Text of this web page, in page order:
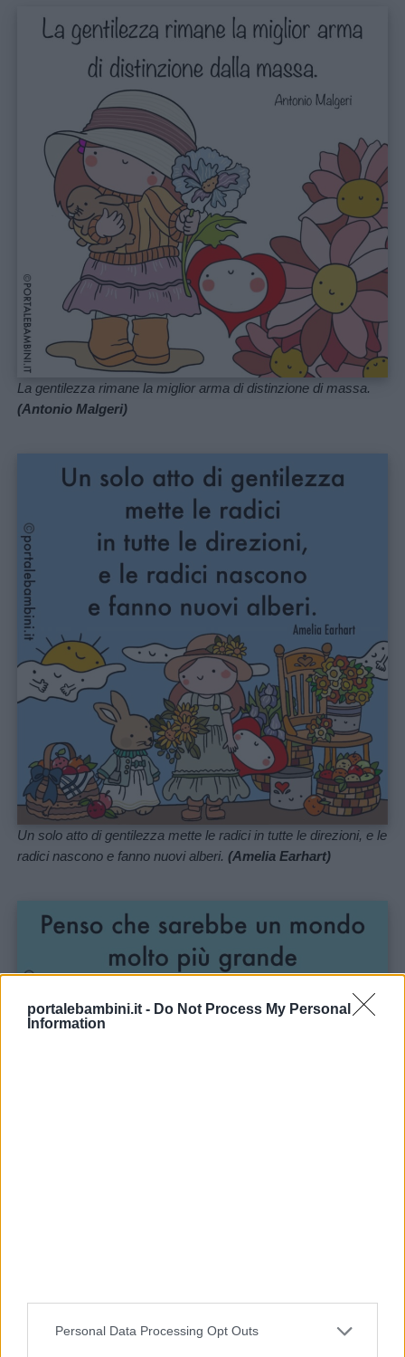
portalebambini.it - Do Not Process My Personal
Information
Personal Data Processing Opt Outs
La gentilezza rimane la miglior arma di distinzione di massa.
(Antonio Malgeri)
Un solo atto di gentilezza mette le radici in tutte le direzioni, e le
radici nascono e fanno nuovi alberi.(Amelia Earhart)
fossero più gentili e più rispettose l’una con l’altra.(Aretha
Franklin)